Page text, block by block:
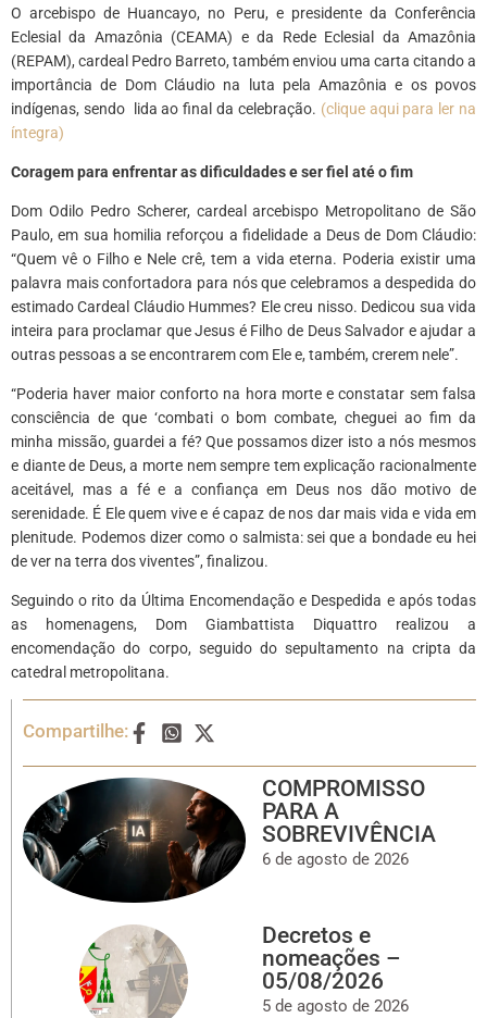
O arcebispo de Huancayo, no Peru, e presidente da Conferência
Eclesial da Amazônia (CEAMA) e da Rede Eclesial da Amazônia
(REPAM), cardeal Pedro Barreto, também enviou uma carta citando a
importância de Dom Cláudio na luta pela Amazônia e os povos
indígenas, sendo lida ao final da celebração. (clique aqui para ler na
íntegra)
Coragem para enfrentar as dificuldades e ser fiel até o fim
Dom Odilo Pedro Scherer, cardeal arcebispo Metropolitano de São
Paulo, em sua homilia reforçou a fidelidade a Deus de Dom Cláudio:
“Quem vê o Filho e Nele crê, tem a vida eterna. Poderia existir uma
palavra mais confortadora para nós que celebramos a despedida do
estimado Cardeal Cláudio Hummes? Ele creu nisso. Dedicou sua vida
inteira para proclamar que Jesus é Filho de Deus Salvador e ajudar a
outras pessoas a se encontrarem com Ele e, também, crerem nele”.
“Poderia haver maior conforto na hora morte e constatar sem falsa
consciência de que ‘combati o bom combate, cheguei ao fim da
minha missão, guardei a fé? Que possamos dizer isto a nós mesmos
e diante de Deus, a morte nem sempre tem explicação racionalmente
aceitável, mas a fé e a confiança em Deus nos dão motivo de
serenidade. É Ele quem vive e é capaz de nos dar mais vida e vida em
plenitude. Podemos dizer como o salmista: sei que a bondade eu hei
de ver na terra dos viventes”, finalizou.
Seguindo o rito da Última Encomendação e Despedida e após todas
as homenagens, Dom Giambattista Diquattro realizou a
encomendação do corpo, seguido do sepultamento na cripta da
catedral metropolitana.
Compartilhe:
COMPROMISSO
PARA A
SOBREVIVÊNCIA
6 de agosto de 2026
Decretos e
nomeações –
05/08/2026
5 de agosto de 2026